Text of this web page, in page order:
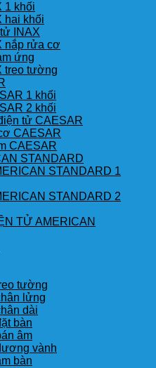
1 khối
hai khối
INAX
nắp rửa cơ
ứng
treo tường
1 khối
2 khối
tử CAESAR
CAESAR
CAESAR
STANDARD
STANDARD 1
STANDARD 2
TỬ AMERICAN
tường
lửng
dài
bàn
âm
vành
bàn